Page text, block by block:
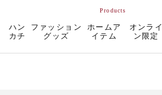
ハン
カチ
ファッション
グッズ
ホームア
イテム
オンライ
ン限定